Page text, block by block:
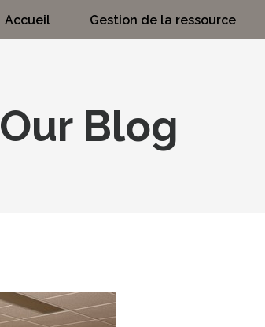
Accueil Gestion de la ressource
Our Blog